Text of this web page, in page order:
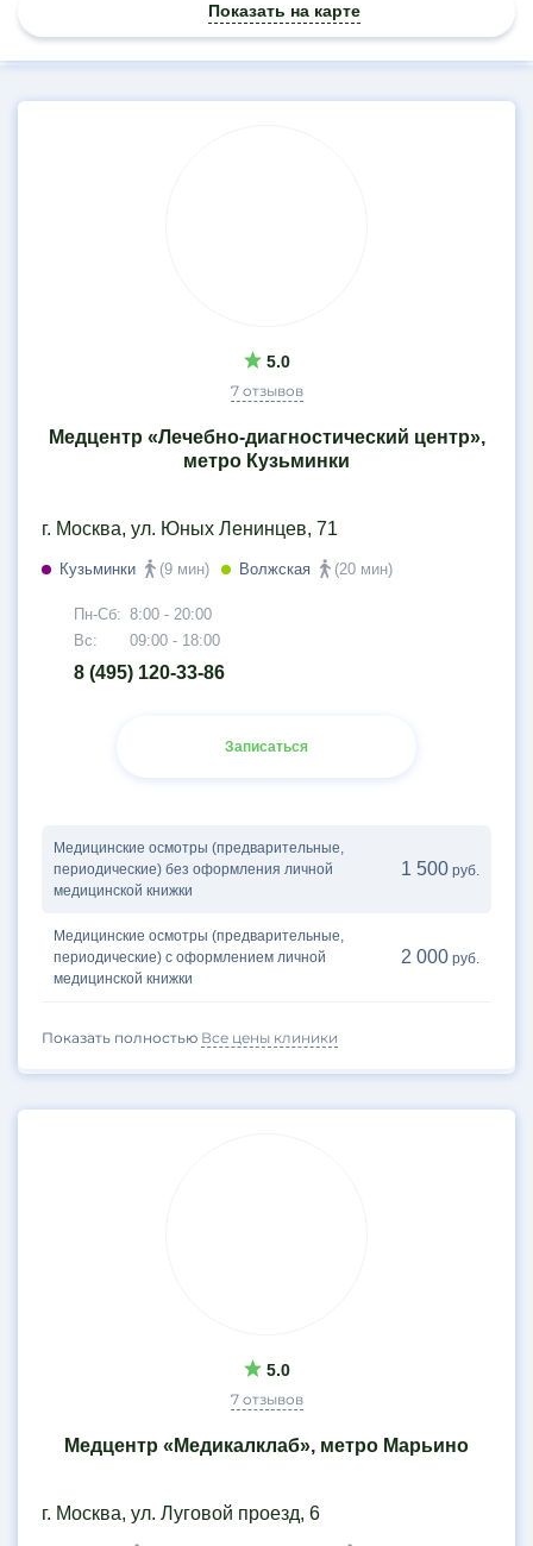
Показать на карте
5.0
7 отзывов
Медцентр «Лечебно-диагностический центр»,
метро Кузьминки
г. Москва, ул. Юных Ленинцев, 71
Кузьминки (9 мин) Волжская (20 мин)
Пн-Сб: 8:00 - 20:00
Вс:
09:00 - 18:00
8 (495) 120-33-86
Записаться
Медицинские осмотры (предварительные,
периодические) без оформления личной
медицинской книжки
1 500 руб.
Медицинские осмотры (предварительные,
периодические) с оформлением личной
медицинской книжки
2 000 руб.
Показать полностью Все цены клиники
5.0
7 отзывов
Медцентр «Медикалклаб», метро Марьино
г. Москва, ул. Луговой проезд, 6